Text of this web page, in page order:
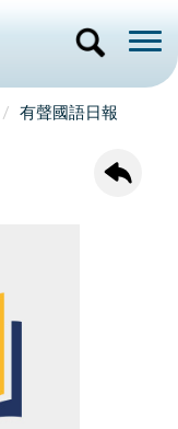
有聲國語日報